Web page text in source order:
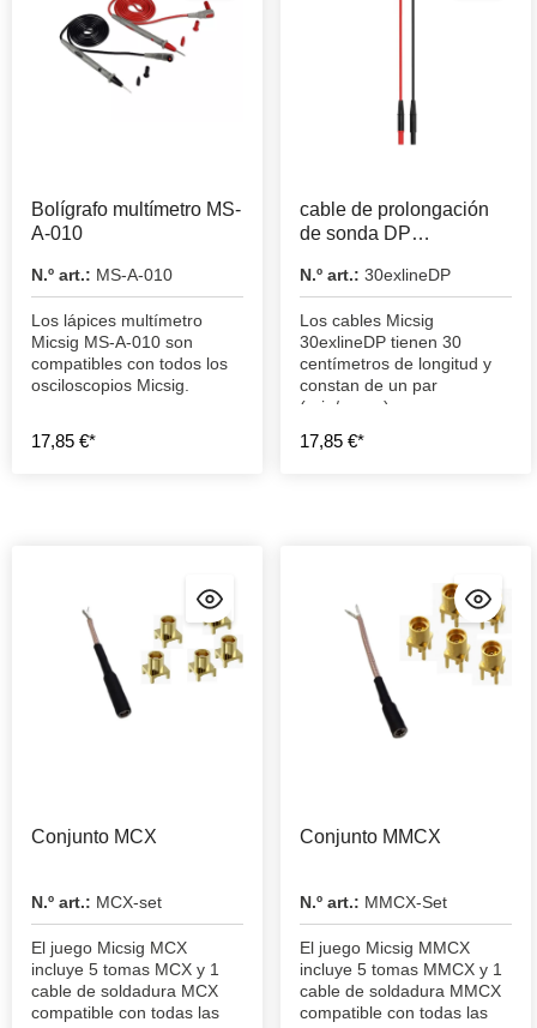
Bolígrafo multímetro MS-
A-010
N.º art.: MS-A-010
Los lápices multímetro
Micsig MS-A-010 son
compatibles con todos los
osciloscopios Micsig.
17,85 €*
cable de prolongación
de sonda DP
N.º art.: 30exlineDP
Los cables Micsig
30exlineDP tienen 30
centímetros de longitud y
constan de un par
(rojo/negro) y son
de la serie DP de Micsig.
17,85 €*
Conjunto MCX
N.º art.: MCX-set
El juego Micsig MCX
incluye 5 tomas MCX y 1
cable de soldadura MCX
compatible con todas las
Conjunto MMCX
N.º art.: MMCX-Set
El juego Micsig MMCX
incluye 5 tomas MMCX y 1
cable de soldadura MMCX
compatible con todas las